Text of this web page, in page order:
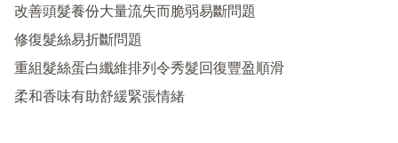
改善頭髮養份大量流失而脆弱易斷問題
修復髮絲易折斷問題
重組髮絲蛋白纖維排列令秀髮回復豐盈順滑
柔和香味有助舒緩緊張情緒